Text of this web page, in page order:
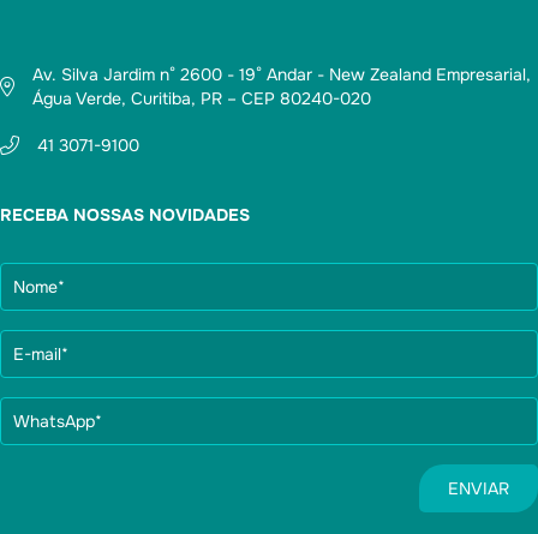
Av. Silva Jardim n° 2600 - 19° Andar - New Zealand Empresarial,
Água Verde, Curitiba, PR – CEP 80240-020
41 3071-9100
RECEBA NOSSAS NOVIDADES